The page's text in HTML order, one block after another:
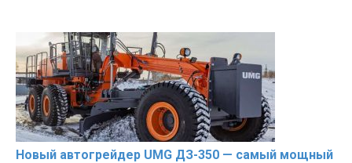
Новый автогрейдер UMG ДЗ-350 — самый мощный